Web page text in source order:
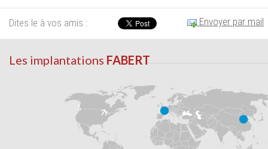
Dites le à vos amis : Envoyer par mail
Les implantations FABERT